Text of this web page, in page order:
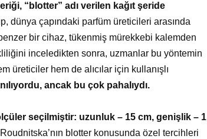
“blotter” adı verilen kağıt şeride
dünya çapındaki parfüm üreticileri arasında
bir cihaz, tükenmiş mürekkebi kalemden
inceledikten sonra, uzmanlar bu yöntemin
üreticiler hem de alıcılar için kullanışlı
ancak bu çok pahalıydı.
seçilmiştir: uzunluk – 15 cm, genişlik – 1
blotter konusunda özel tercihleri